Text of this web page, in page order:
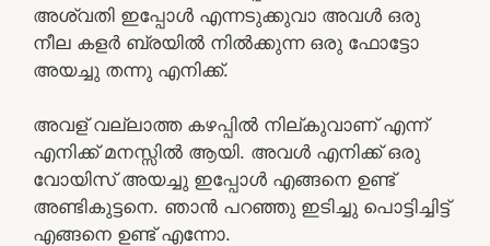
അശ്വതി ഇപ്പോൾ എന്നടുക്കുവാ അവൾ ഒരു
നീല കളർ ബ്രയിൽ നിൽക്കുന്ന ഒരു ഫോട്ടോ
അയച്ചു തന്നു എനിക്ക്.
അവള് വല്ലാത്ത കഴപ്പിൽ നില്കുവാണ് എന്ന്
എനിക്ക് മനസ്സിൽ ആയി. അവൾ എനിക്ക് ഒരു
വോയിസ്‌ അയച്ചു ഇപ്പോൾ എങ്ങനെ ഉണ്ട്
അണ്ടികുട്ടനെ. ഞാൻ പറഞ്ഞു ഇടിച്ചു പൊട്ടിച്ചിട്ട്
എങ്ങനെ ഉണ്ട് എന്നോ.